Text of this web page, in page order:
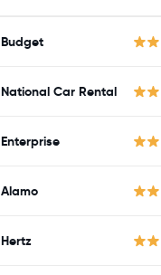
Budget
National Car Rental
Enterprise
Alamo
Hertz